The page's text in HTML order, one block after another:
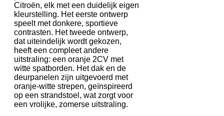
Citroën, elk met een duidelijk eigen
kleurstelling. Het eerste ontwerp
speelt met donkere, sportieve
contrasten. Het tweede ontwerp,
dat uiteindelijk wordt gekozen,
heeft een compleet andere
uitstraling: een oranje 2CV met
witte spatborden. Het dak en de
deurpanelen zijn uitgevoerd met
oranje-witte strepen, geïnspireerd
op een strandstoel, wat zorgt voor
een vrolijke, zomerse uitstraling.